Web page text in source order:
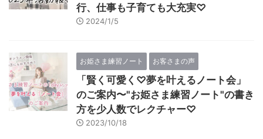
行、仕事も子育ても大充実♡
2024/1/5
お姫さま練習ノート お客さまの声
「賢く可愛く♡夢を叶えるノート会」
のご案内〜"お姫さま練習ノート"の書き
方を少人数でレクチャー♡
2023/10/18